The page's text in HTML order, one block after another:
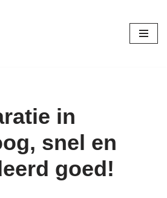
in
snel en
goed!